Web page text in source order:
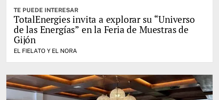
TE PUEDE INTERESAR
TotalEnergies invita a explorar su “Universo
de las Energías” en la Feria de Muestras de
Gijón
EL FIELATO Y EL NORA